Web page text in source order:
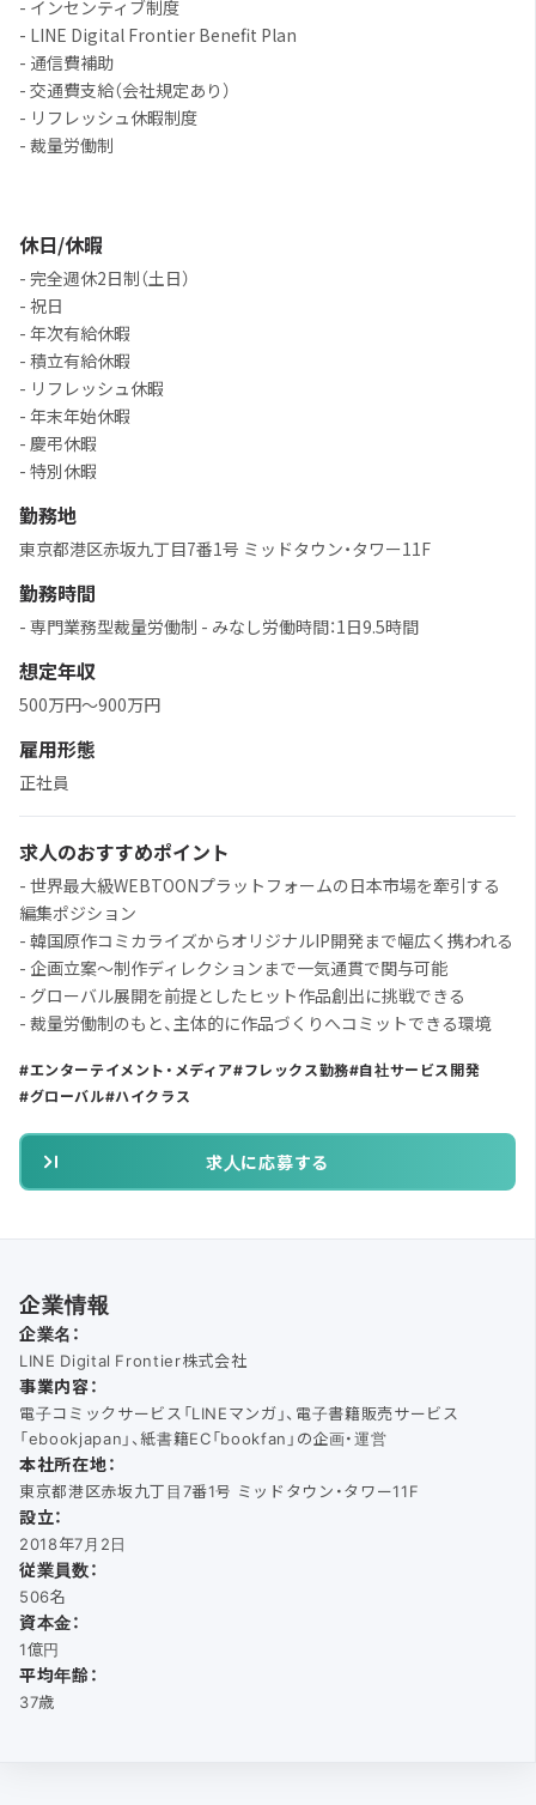
- インセンティブ制度
- LINE Digital Frontier Benefit Plan
- 通信費補助
- 交通費支給（会社規定あり）
- リフレッシュ休暇制度
- 裁量労働制
休日/休暇
- 完全週休2日制（土日）
- 祝日
- 年次有給休暇
- 積立有給休暇
- リフレッシュ休暇
- 年末年始休暇
- 慶弔休暇
- 特別休暇
勤務地
東京都港区赤坂九丁目7番1号 ミッドタウン・タワー11F
勤務時間
- 専門業務型裁量労働制 - みなし労働時間：1日9.5時間
想定年収
500万円〜900万円
雇用形態
正社員
求人のおすすめポイント
- 世界最大級WEBTOONプラットフォームの日本市場を牽引する
編集ポジション
- 韓国原作コミカライズからオリジナルIP開発まで幅広く携われる
- 企画立案〜制作ディレクションまで一気通貫で関与可能
- グローバル展開を前提としたヒット作品創出に挑戦できる
- 裁量労働制のもと、主体的に作品づくりへコミットできる環境
エンターテイメント・メディア フレックス勤務 自社サービス開発
グローバル ハイクラス
求人に応募する
企業情報
企業名：
LINE Digital Frontier株式会社
事業内容：
電子コミックサービス「LINEマンガ」、電子書籍販売サービス
「ebookjapan」、紙書籍EC「bookfan」の企画・運営
本社所在地：
東京都港区赤坂九丁目7番1号 ミッドタウン・タワー11F
設立：
2018年7月2日
従業員数：
506名
資本金：
1億円
平均年齢：
37歳